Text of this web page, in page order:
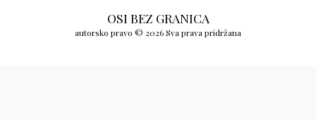
OSI BEZ GRANICA
autorsko pravo © 2026 Sva prava pridržana